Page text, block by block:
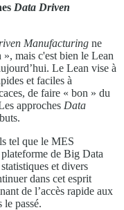
Data Driven
Manufacturing ne
mais c'est bien le Lean
Le Lean vise à
et faciles à
de faire « bon » du
approches Data
tel que le MES
de Big Data
et divers
dans cet esprit
de l’accès rapide aux
le passé.